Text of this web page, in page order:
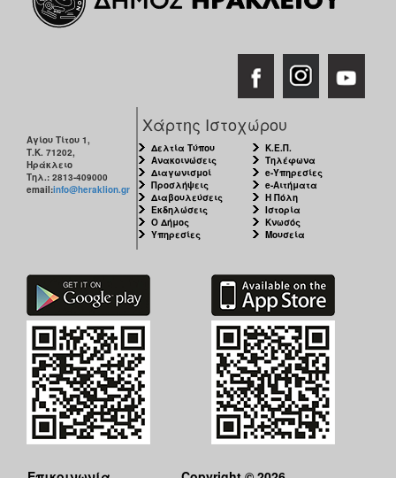
Αγίου Τίτου 1,
Τ.Κ. 71202,
Ηράκλειο
Τηλ.: 2813-409000
email:info@heraklion.gr
Χάρτης Ιστοχώρου
Δελτία Τύπου
Ανακοινώσεις
Διαγωνισμοί
Προσλήψεις
Διαβουλεύσεις
Εκδηλώσεις
Ο Δήμος
Υπηρεσίες
Κ.Ε.Π.
Τηλέφωνα
e-Υπηρεσίες
e-Αιτήματα
Η Πόλη
Ιστορία
Κνωσός
Μουσεία